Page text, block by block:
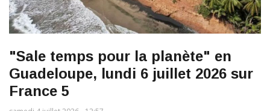
"Sale temps pour la planète" en
Guadeloupe, lundi 6 juillet 2026 sur
France 5